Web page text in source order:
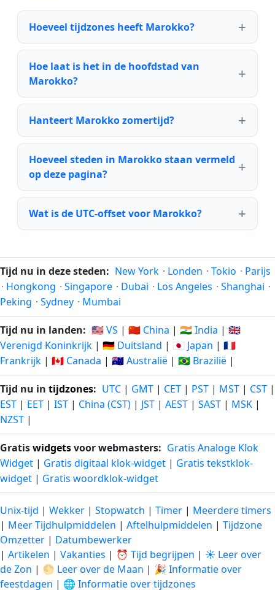
Hoeveel tijdzones heeft Marokko?
Hoe laat is het in de hoofdstad van
Marokko?
Hanteert Marokko zomertijd?
Hoeveel steden in Marokko staan vermeld
op deze pagina?
Wat is de UTC-offset voor Marokko?
Tijd nu in deze steden: New York · Londen · Tokio · Parijs
· Hongkong · Singapore · Dubai · Los Angeles · Shanghai ·
Peking · Sydney · Mumbai
Tijd nu in landen: 🇺🇸 VS | 🇨🇳 China | 🇮🇳 India | 🇬🇧
Verenigd Koninkrijk | 🇩🇪 Duitsland | 🇯🇵 Japan | 🇫🇷
Frankrijk | 🇨🇦 Canada | 🇦🇺 Australië | 🇧🇷 Brazilië |
Tijd nu in tijdzones: UTC | GMT | CET | PST | MST | CST |
EST | EET | IST | China (CST) | JST | AEST | SAST | MSK |
NZST |
Gratiswidgetsvoor webmasters: Gratis Analoge Klok
Widget | Gratis digitaal klok-widget | Gratis tekstklok-
widget | Gratis woordklok-widget
Unix-tijd | Wekker | Stopwatch | Timer | Meerdere timers
| Meer Tijdhulpmiddelen | Aftelhulpmiddelen | Tijdzone
Omzetter | Datumbewerker
| Artikelen | Vakanties | ⏰ Tijd begrijpen | ☀️ Leer over
de Zon | 🌕 Leer over de Maan | 🎉 Informatie over
feestdagen | 🌐 Informatie over tijdzones